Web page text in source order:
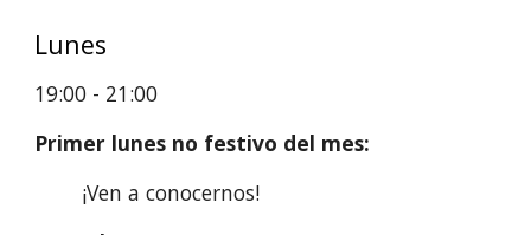
Lunes
19:00 - 21:00
Primer lunes no festivo del mes:
¡Ven a conocernos!